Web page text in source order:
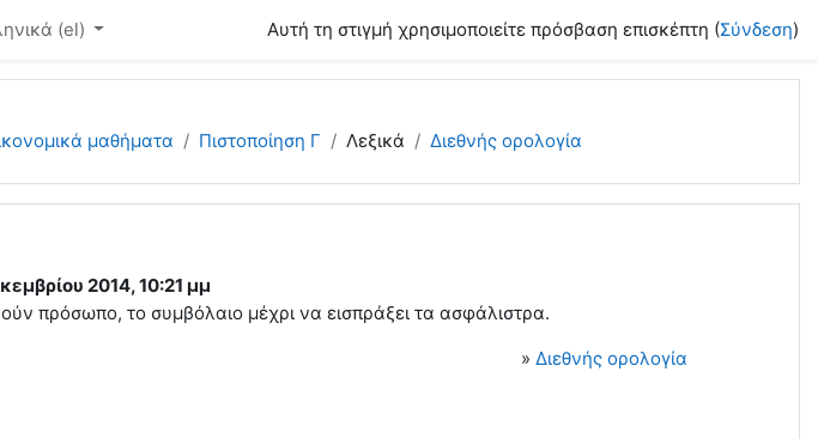
‎(el)‎ Αυτή τη στιγμή χρησιμοποιείτε πρόσβαση επισκέπτη (Σύνδεση)
μαθήματα Πιστοποίηση Γ Λεξικά Διεθνής ορολογία
2014, 10:21 μμ
πρόσωπο, το συμβόλαιο μέχρι να εισπράξει τα ασφάλιστρα.
» Διεθνής ορολογία